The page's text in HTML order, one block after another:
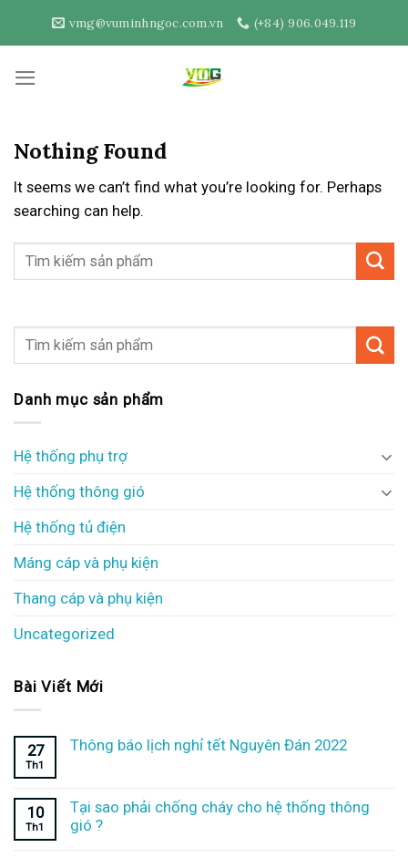
vmg@vuminhngoc.com.vn (+84) 906.049.119
Nothing Found
It seems we can’t find what you’re looking for. Perhaps
searching can help.
Danh mục sản phẩm
Hệ thống phụ trợ
Hệ thống thông gió
Hệ thống tủ điện
Máng cáp và phụ kiện
Thang cáp và phụ kiện
Uncategorized
Bài Viết Mới
27
Th1
Thông báo lịch nghỉ tết Nguyên Đán 2022
10
Th1
Tại sao phải chống cháy cho hệ thống thông
gió ?